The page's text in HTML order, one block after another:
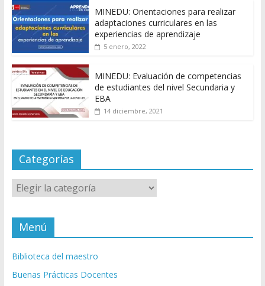
MINEDU: Orientaciones para realizar
adaptaciones curriculares en las
experiencias de aprendizaje
5 enero, 2022
MINEDU: Evaluación de competencias
de estudiantes del nivel Secundaria y
EBA
14 diciembre, 2021
Categorías
Categorías
Menú
Biblioteca del maestro
Buenas Prácticas Docentes